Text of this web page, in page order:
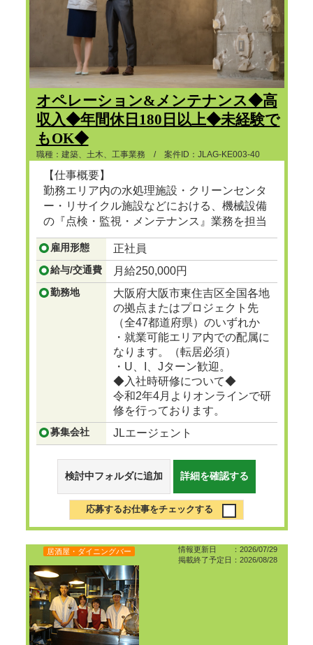
オペレーション&メンテナンス◆高
収入◆年間休日180日以上◆未経験で
もOK◆
職種：建築、土木、工事業務 / 案件ID：JLAG-KE003-40
【仕事概要】
勤務エリア内の水処理施設・クリーンセンタ
ー・リサイクル施設などにおける、機械設備
の『点検・監視・メンテナンス』業務を担当
頂きます。
...つづきを見る
雇用形態 正社員
給与/交通費 月給250,000円
勤務地
大阪府大阪市東住吉区全国各地
の拠点またはプロジェクト先
（全47都道府県）のいずれか
・就業可能エリア内での配属に
なります。（転居必須）
・U、I、Jターン歓迎。
◆入社時研修について◆
令和2年4月よりオンラインで研
修を行っております。
募集会社 JLエージェント
検討中フォルダに追加 詳細を確認する
応募するお仕事をチェックする
情報更新日 ：2026/07/29
掲載終了予定日：2026/08/28
居酒屋・ダイニングバー